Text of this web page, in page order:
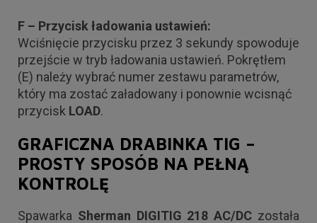
F – Przycisk ładowania ustawień:
Wciśnięcie przycisku przez 3 sekundy spowoduje
przejście w tryb ładowania ustawień. Pokrętłem
(E) należy wybrać numer zestawu parametrów,
który ma zostać załadowany i ponownie wcisnąć
przycisk LOAD.
GRAFICZNA DRABINKA TIG –
PROSTY SPOSÓB NA PEŁNĄ
KONTROLĘ
Spawarka Sherman DIGITIG 218 AC/DC została